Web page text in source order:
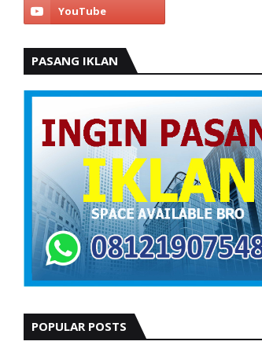
PASANG IKLAN
POPULAR POSTS